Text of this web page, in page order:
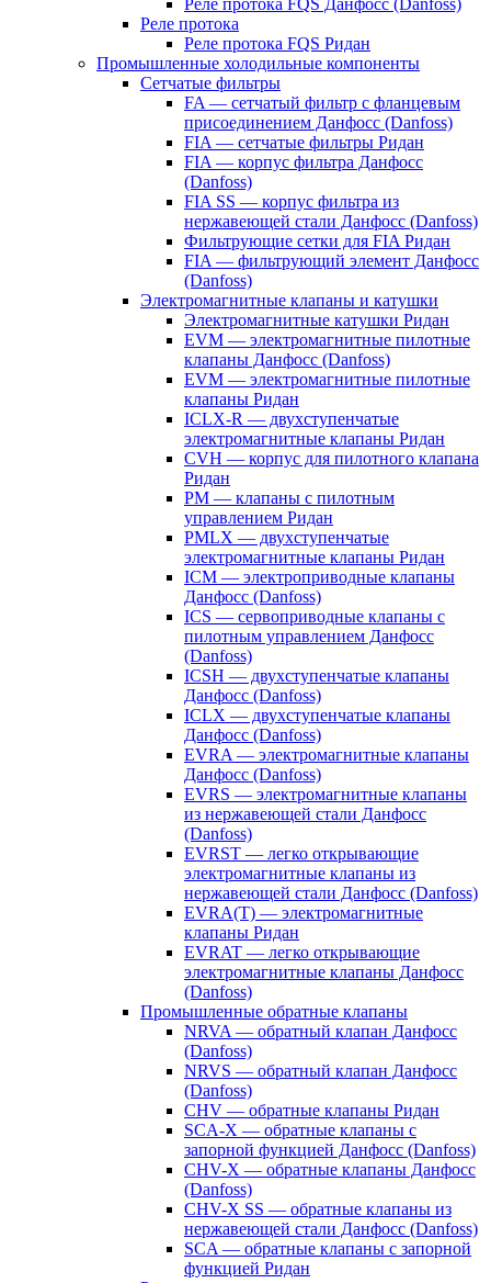
Реле протока FQS Данфосс (Danfoss)
Реле протока
Реле протока FQS Ридан
Промышленные холодильные компоненты
Сетчатые фильтры
FA — сетчатый фильтр с фланцевым
присоединением Данфосс (Danfoss)
FIA — сетчатые фильтры Ридан
FIA — корпус фильтра Данфосс
(Danfoss)
FIA SS — корпус фильтра из
нержавеющей стали Данфосс (Danfoss)
Фильтрующие сетки для FIA Ридан
FIA — фильтрующий элемент Данфосс
(Danfoss)
Электромагнитные клапаны и катушки
Электромагнитные катушки Ридан
EVM — электромагнитные пилотные
клапаны Данфосс (Danfoss)
EVM — электромагнитные пилотные
клапаны Ридан
ICLX-R — двухступенчатые
электромагнитные клапаны Ридан
CVH — корпус для пилотного клапана
Ридан
PM — клапаны с пилотным
управлением Ридан
PMLX — двухступенчатые
электромагнитные клапаны Ридан
ICM — электроприводные клапаны
Данфосс (Danfoss)
ICS — сервоприводные клапаны с
пилотным управлением Данфосс
(Danfoss)
ICSH — двухступенчатые клапаны
Данфосс (Danfoss)
ICLX — двухступенчатые клапаны
Данфосс (Danfoss)
EVRA — электромагнитные клапаны
Данфосс (Danfoss)
EVRS — электромагнитные клапаны
из нержавеющей стали Данфосс
(Danfoss)
EVRST — легко открывающие
электромагнитные клапаны из
нержавеющей стали Данфосс (Danfoss)
EVRA(T) — электромагнитные
клапаны Ридан
EVRAT — легко открывающие
электромагнитные клапаны Данфосс
(Danfoss)
Промышленные обратные клапаны
NRVA — обратный клапан Данфосс
(Danfoss)
NRVS — обратный клапан Данфосс
(Danfoss)
CHV — обратные клапаны Ридан
SCA-X — обратные клапаны с
запорной функцией Данфосс (Danfoss)
CHV-X — обратные клапаны Данфосс
(Danfoss)
CHV-X SS — обратные клапаны из
нержавеющей стали Данфосс (Danfoss)
SCA — обратные клапаны с запорной
функцией Ридан